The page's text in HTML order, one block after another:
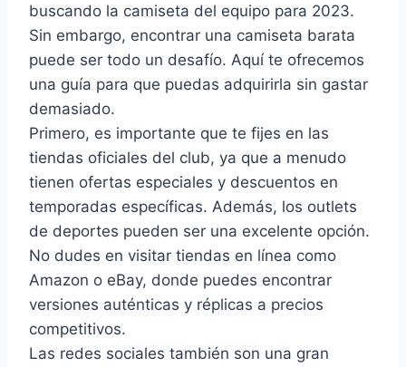
buscando la camiseta del equipo para 2023.
Sin embargo, encontrar una camiseta barata
puede ser todo un desafío. Aquí te ofrecemos
una guía para que puedas adquirirla sin gastar
demasiado.
Primero, es importante que te fijes en las
tiendas oficiales del club, ya que a menudo
tienen ofertas especiales y descuentos en
temporadas específicas. Además, los outlets
de deportes pueden ser una excelente opción.
No dudes en visitar tiendas en línea como
Amazon o eBay, donde puedes encontrar
versiones auténticas y réplicas a precios
competitivos.
Las redes sociales también son una gran